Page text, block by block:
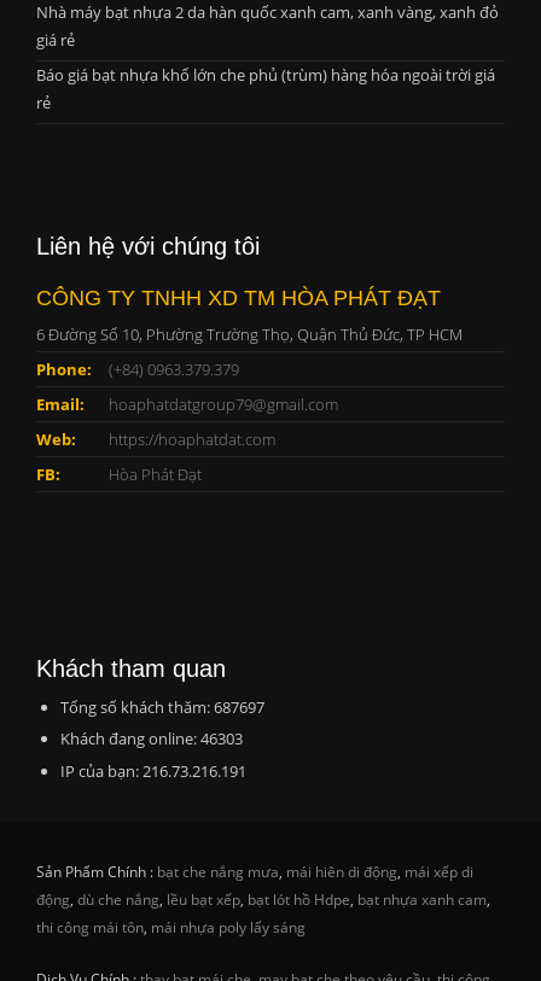
Nhà máy bạt nhựa 2 da hàn quốc xanh cam, xanh vàng, xanh đỏ
giá rẻ
Báo giá bạt nhựa khổ lớn che phủ (trùm) hàng hóa ngoài trời giá
rẻ
Liên hệ với chúng tôi
CÔNG TY TNHH XD TM HÒA PHÁT ĐẠT
6 Đường Số 10, Phường Trường Thọ, Quận Thủ Đức, TP HCM
Phone:
(+84) 0963.379.379
Email:
hoaphatdatgroup79@gmail.com
Web:
https://hoaphatdat.com
FB:
Hòa Phát Đạt
Khách tham quan
Tổng số khách thăm: 687697
Khách đang online: 46303
IP của bạn: 216.73.216.191
Sản Phẩm Chính : bạt che nắng mưa, mái hiên di động, mái xếp di
động, dù che nắng, lều bạt xếp, bạt lót hồ Hdpe, bạt nhựa xanh cam,
thi công mái tôn, mái nhựa poly lấy sáng